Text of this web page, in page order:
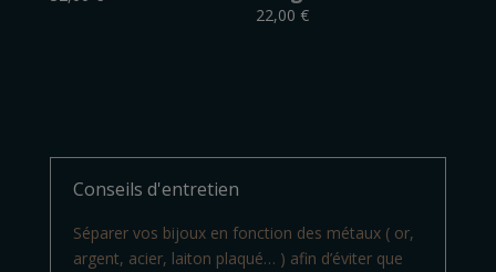
22,00€
Conseils d'entretien
Séparer vos bijoux en fonction des métaux ( or,
argent, acier, laiton plaqué… ) afin d’éviter que